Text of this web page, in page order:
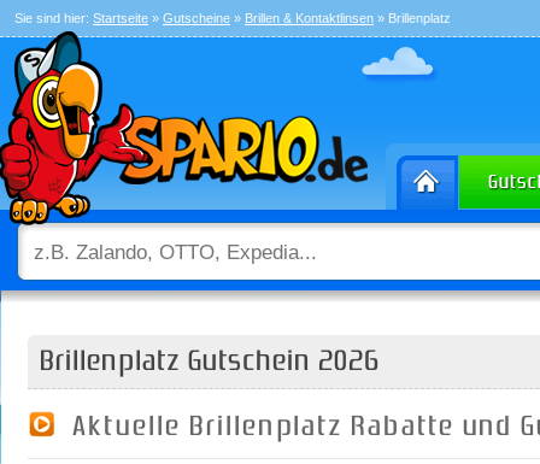
Sie sind hier: Startseite » Gutscheine » Brillen & Kontaktlinsen » Brillenplatz
Brillenplatz Gutschein 2026
Aktuelle Brillenplatz Rabatte und